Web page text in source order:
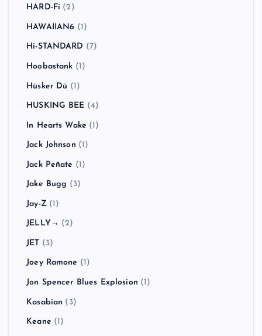
HARD-Fi (2)
HAWAIIAN6 (1)
Hi-STANDARD (7)
Hoobastank (1)
Hüsker Dü (1)
HUSKING BEE (4)
In Hearts Wake (1)
Jack Johnson (1)
Jack Peñate (1)
Jake Bugg (3)
Jay-Z(1)
JELLY→ (2)
JET (3)
Joey Ramone (1)
Jon Spencer Blues Explosion (1)
Kasabian (3)
Keane (1)